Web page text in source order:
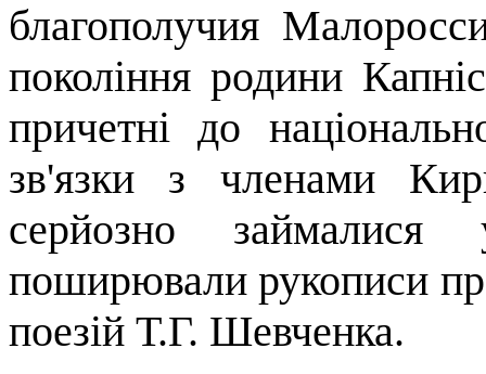
благополучия
покоління родини
причетні до
зв'язки з членами
серйозно займа­лися
поширювали рукописи
поезій Т.Г. Шевченка.